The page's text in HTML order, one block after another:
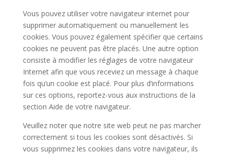
Vous pouvez utiliser votre navigateur internet pour
supprimer automatiquement ou manuellement les
cookies. Vous pouvez également spécifier que certains
cookies ne peuvent pas être placés. Une autre option
consiste à modifier les réglages de votre navigateur
Internet afin que vous receviez un message à chaque
fois qu’un cookie est placé. Pour plus d’informations
sur ces options, reportez-vous aux instructions de la
section Aide de votre navigateur.
Veuillez noter que notre site web peut ne pas marcher
correctement si tous les cookies sont désactivés. Si
vous supprimez les cookies dans votre navigateur, ils